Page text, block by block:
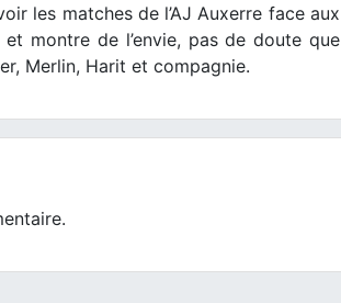
les matches de l’AJ Auxerre face aux
montre de l’envie, pas de doute que
Merlin, Harit et compagnie.